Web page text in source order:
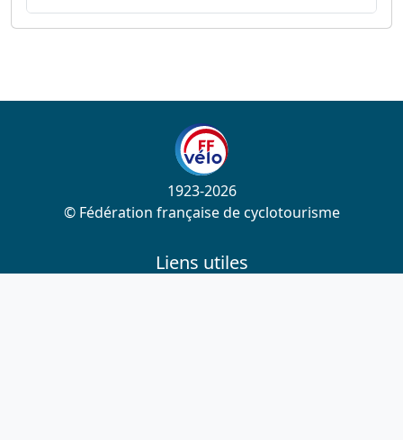
1923-2026
© Fédération française de cyclotourisme
Liens utiles